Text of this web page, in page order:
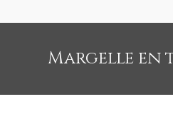
Margelle en